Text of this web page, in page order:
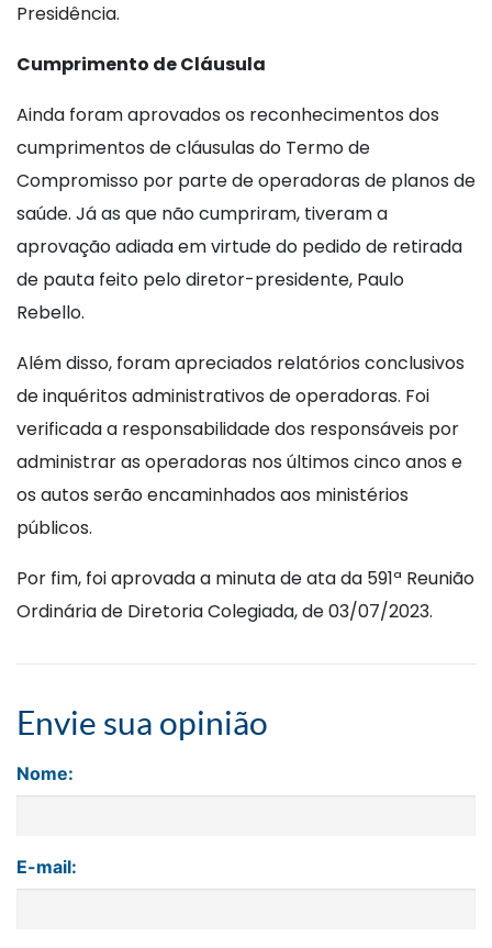
Presidência.
Cumprimento de Cláusula
Ainda foram aprovados os reconhecimentos dos
cumprimentos de cláusulas do Termo de
Compromisso por parte de operadoras de planos de
saúde. Já as que não cumpriram, tiveram a
aprovação adiada em virtude do pedido de retirada
de pauta feito pelo diretor-presidente, Paulo
Rebello.
Além disso, foram apreciados relatórios conclusivos
de inquéritos administrativos de operadoras. Foi
verificada a responsabilidade dos responsáveis por
administrar as operadoras nos últimos cinco anos e
os autos serão encaminhados aos ministérios
públicos.
Por fim, foi aprovada a minuta de ata da 591ª Reunião
Ordinária de Diretoria Colegiada, de 03/07/2023.
Envie sua opinião
Nome:
E-mail: